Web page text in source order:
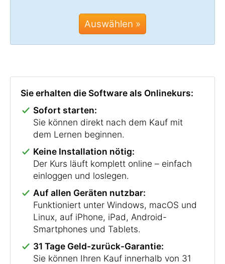
Auswählen »
Sie erhalten die Software als Onlinekurs:
Sofort starten:
Sie können direkt nach dem Kauf mit
dem Lernen beginnen.
Keine Installation nötig:
Der Kurs läuft komplett online – einfach
einloggen und loslegen.
Auf allen Geräten nutzbar:
Funktioniert unter Windows, macOS und
Linux, auf iPhone, iPad, Android-
Smartphones und Tablets.
31 Tage Geld-zurück-Garantie:
Sie können Ihren Kauf innerhalb von 31